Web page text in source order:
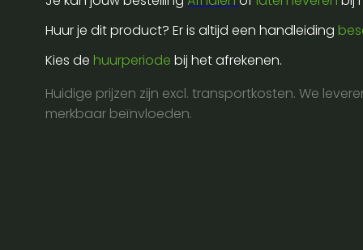
set
4
Huur je dit product? Er is altijd een handleiding
Kies de huurperiode bij het afrekenen.
Huidige prijzen zijn excl. transportkosten. We
merkbaar beïnvloeden.